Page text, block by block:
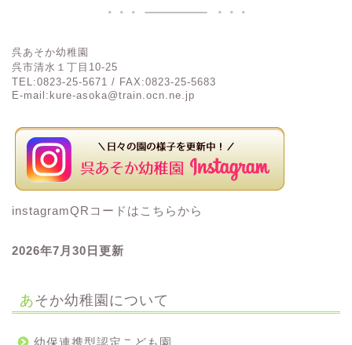
呉あそか幼稚園
呉市清水１丁目 10-25
TEL:0823-25-5671 / FAX:0823-25-5683
E-mail:kure-asoka@train.ocn.ne.jp
instagramQRコードはこちらから
2026年7 月30 日更新
あそか幼稚園について